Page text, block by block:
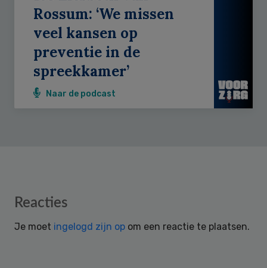
Rossum: ‘We missen
veel kansen op
preventie in de
spreekkamer’
Naar de podcast
Reader
Reacties
Je moet ingelogd zijn op om een reactie te plaatsen.